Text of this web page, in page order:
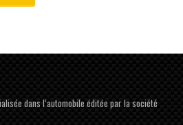
dans l’automobile éditée par la société